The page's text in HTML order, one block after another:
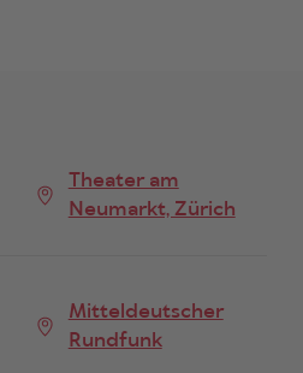
Theater am
Neumarkt, Zürich
Mitteldeutscher
Rundfunk